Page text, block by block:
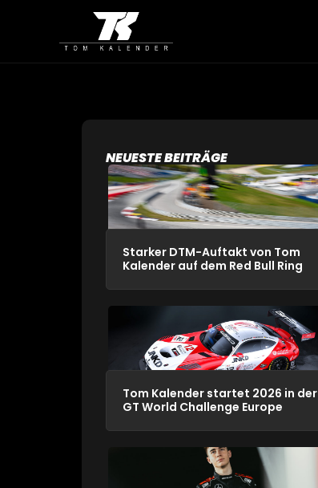
NEUESTE BEITRÄGE
Starker DTM-Auftakt von Tom
Kalender auf dem Red Bull Ring
Tom Kalender startet 2026 in der
GT World Challenge Europe